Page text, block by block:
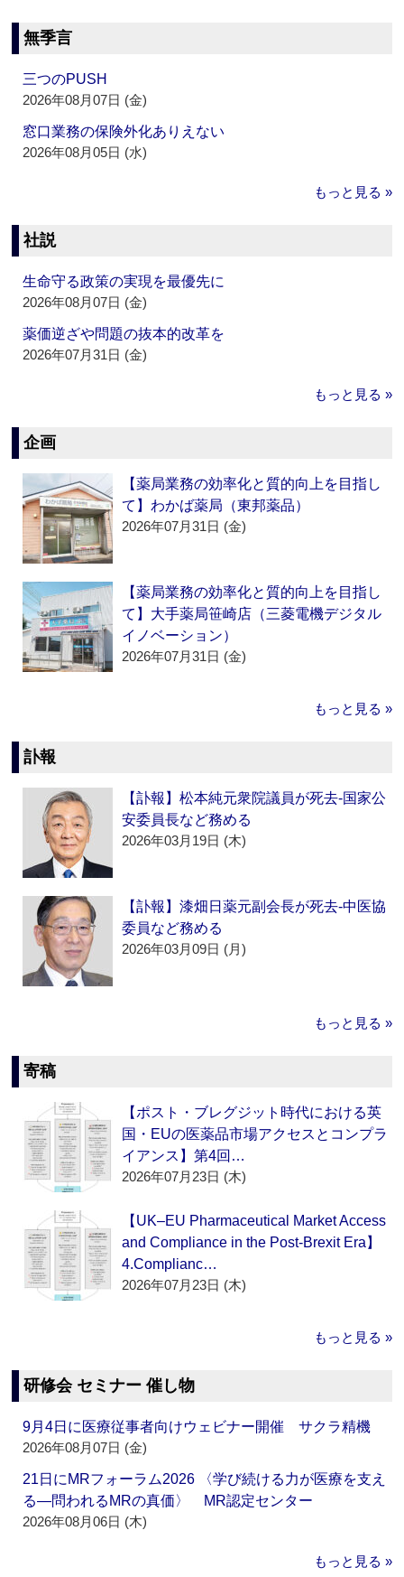
無季言
三つのPUSH
2026年08月07日 (金)
窓口業務の保険外化ありえない
2026年08月05日 (水)
もっと見る »
社説
生命守る政策の実現を最優先に
2026年08月07日 (金)
薬価逆ざや問題の抜本的改革を
2026年07月31日 (金)
もっと見る »
企画
【薬局業務の効率化と質的向上を目指し
て】わかば薬局（東邦薬品）
2026年07月31日 (金)
【薬局業務の効率化と質的向上を目指し
て】大手薬局笹崎店（三菱電機デジタル
イノベーション）
2026年07月31日 (金)
もっと見る »
訃報
【訃報】松本純元衆院議員が死去‐国家公
安委員長など務める
2026年03月19日 (木)
【訃報】漆畑日薬元副会長が死去‐中医協
委員など務める
2026年03月09日 (月)
もっと見る »
寄稿
【ポスト・ブレグジット時代における英
国・EUの医薬品市場アクセスとコンプラ
イアンス】第4回…
2026年07月23日 (木)
【UK–EU Pharmaceutical Market Access
and Compliance in the Post-Brexit Era】
4.Complianc…
2026年07月23日 (木)
もっと見る »
研修会 セミナー 催し物
9月4日に医療従事者向けウェビナー開催 サクラ精機
2026年08月07日 (金)
21日にMRフォーラム2026 〈学び続ける力が医療を支え
る―問われるMRの真価〉 MR認定センター
2026年08月06日 (木)
もっと見る »